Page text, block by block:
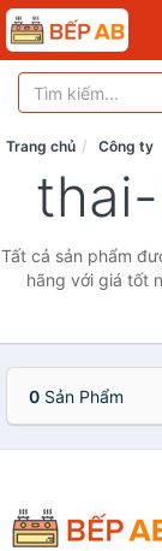
Trang chủ Công ty
Tất cả sản phẩm
hãng với giá tốt
0 Sản Phẩm